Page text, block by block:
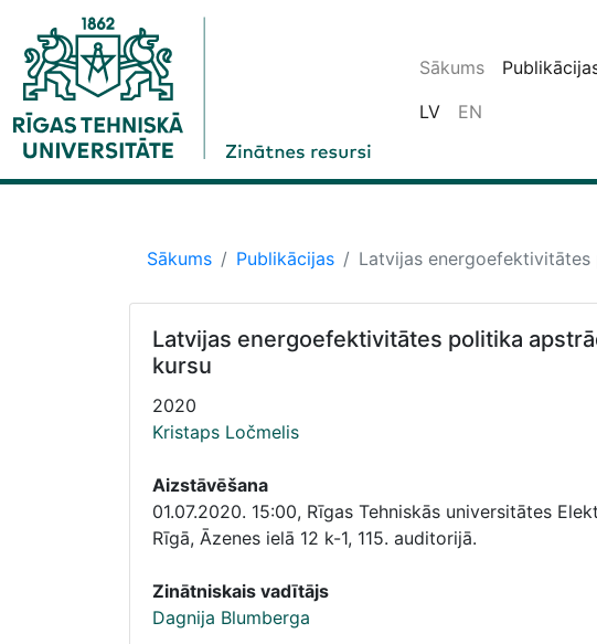
Sākums
LV
EN
Sākums Publikācijas Latvijas
Latvijas energoefektivitātes politika
kursu
2020
Kristaps Ločmelis
Aizstāvēšana
01.07.2020. 15:00, Rīgas Tehniskās universitātes
Rīgā, Āzenes ielā 12 k-1, 115. auditorijā.
Zinātniskais vadītājs
Dagnija Blumberga